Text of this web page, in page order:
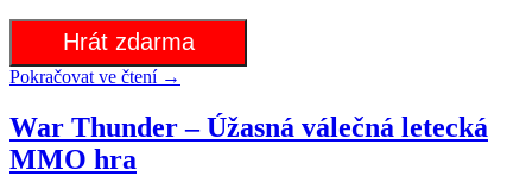
Hrát zdarma
Pokračovat ve čtení →
War Thunder – Úžasná válečná letecká
MMO hra